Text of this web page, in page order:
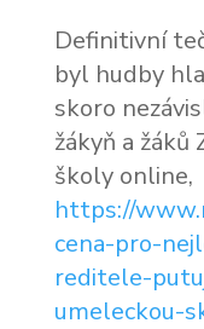
Definitivní
byl hudby
skoro
žákyň a žáků
školy online,
https://
cena-pro-
reditele-
umeleckou-